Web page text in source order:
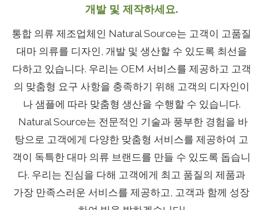
개발 및 제작하세요.
통합 의류 제조업체인 Natural Source는 고객이 고품질
대마 의류를 디자인, 개발 및 생산할 수 있도록 최선을
다하고 있습니다. 우리는 OEM 서비스를 제공하고 고객
의 맞춤형 요구 사항을 충족하기 위해 고객의 디자인이
나 샘플에 따라 맞춤형 생산을 수행할 수 있습니다.
Natural Source는 전문적인 기술과 풍부한 경험을 바
탕으로 고객에게 다양한 맞춤형 서비스를 제공하여 고
객이 독특한 대마 의류 브랜드를 만들 수 있도록 돕습니
다. 우리는 진심을 다해 고객에게 최고 품질의 제품과
가장 만족스러운 서비스를 제공하고, 고객과 함께 성장